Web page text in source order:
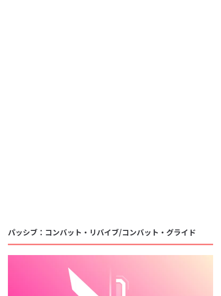
パッシブ：コンバット・リバイブ/コンバット・グライド